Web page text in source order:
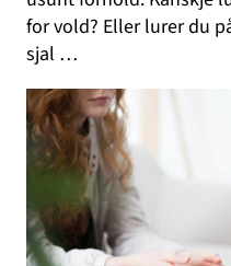
for vold? Eller lurer du
sjal …